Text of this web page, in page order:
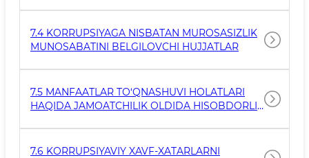
7.4 KORRUPSIYAGA NISBATAN MUROSASIZLIK
MUNOSABATINI BELGILOVCHI HUJJATLAR
7.5 MANFAATLAR TO‘QNASHUVI HOLATLARI
HAQIDA JAMOATCHILIK OLDIDA HISOBDORLIK
7.6 KORRUPSIYAVIY XAVF-XATARLARNI